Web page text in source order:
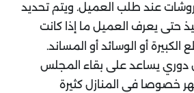
عند طلب العميل. ويتم تحديد
حتى يعرف العميل ما إذا كانت
أو الوسائد أو المساند.
دوري يساعد على بقاء المجلس
خصوصا في المنازل كثيرة